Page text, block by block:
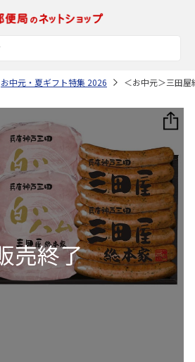
お中元・夏ギフト特集 2026 ＜お中元＞三田